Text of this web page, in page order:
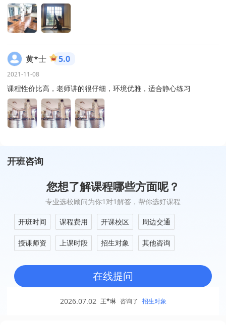
黄*士 5.0
2021-11-08
课程性价比高，老师讲的很仔细，环境优雅，适合静心练习
开班咨询
您想了解课程哪些方面呢？
专业选校顾问为你1对1解答，帮你选好课程
开班时间 课程费用 开课校区 周边交通
授课师资 上课时段 招生对象 其他咨询
在线提问
2026.07.02 王*琳 咨询了 招生对象